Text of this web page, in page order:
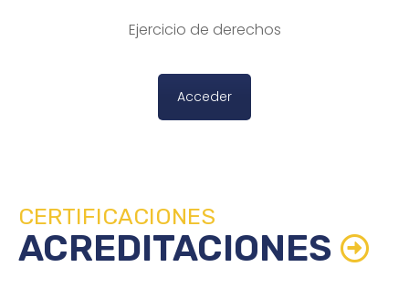
Ejercicio de derechos
Acceder
CERTIFICACIONES
ACREDITACIONES